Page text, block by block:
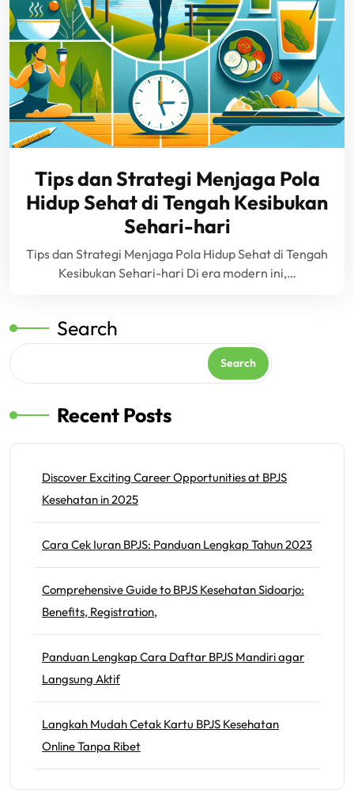
Tips dan Strategi Menjaga Pola
Hidup Sehat di Tengah Kesibukan
Sehari-hari
Tips dan Strategi Menjaga Pola Hidup Sehat di Tengah
Kesibukan Sehari-hari Di era modern ini,…
Search
Search
Recent Posts
Discover Exciting Career Opportunities at BPJS
Kesehatan in 2025
Cara Cek Iuran BPJS: Panduan Lengkap Tahun 2023
Comprehensive Guide to BPJS Kesehatan Sidoarjo:
Benefits, Registration,
Panduan Lengkap Cara Daftar BPJS Mandiri agar
Langsung Aktif
Langkah Mudah Cetak Kartu BPJS Kesehatan
Online Tanpa Ribet